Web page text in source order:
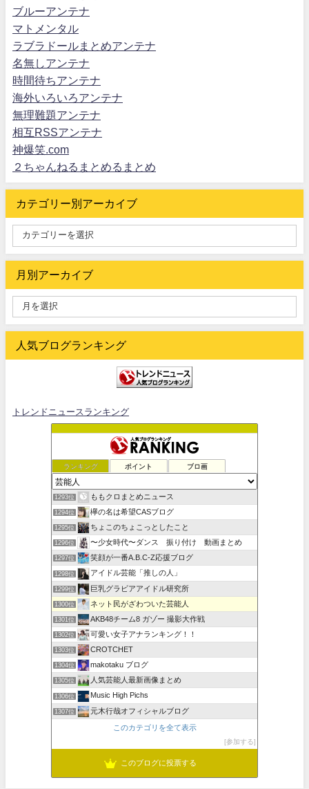
ブルーアンテナ
マトメンタル
ラブラドールまとめアンテナ
名無しアンテナ
時間待ちアンテナ
海外いろいろアンテナ
無理難題アンテナ
相互RSSアンテナ
神爆笑.com
２ちゃんねるまとめるまとめ
カテゴリー別アーカイブ
月別アーカイブ
人気ブログランキング
トレンドニュースランキング
ランキング ポイント ブロ画
1293位 ももクロまとめニュース
1294位 欅の名は希望CASブログ
1295位 ちょこのちょこっとしたこと
1296位 〜少女時代〜ダンス 振り付け 動画まとめ
1297位 笑顔が一番A.B.C-Z応援ブログ
1298位 アイドル芸能「推しの人」
1299位 巨乳グラビアアイドル研究所
1300位 ネット民がざわついた芸能人
1301位 AKB48チーム8 ガゾー 撮影大作戦
1302位 可愛い女子アナランキング！！
1303位 CROTCHET
1304位 makotaku ブログ
1305位 人気芸能人最新画像まとめ
1306位 Music High Pichs
1307位 元木行哉オフィシャルブログ
このカテゴリを全て表示
参加する
このブログに投票する